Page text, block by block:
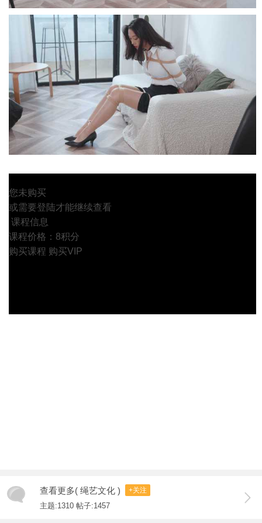
您未购买
或需要登陆才能继续查看
课程信息
课程价格：8积分
购买课程 购买VIP
查看更多( 绳艺文化 ) +关注
主题:1310 帖子:1457